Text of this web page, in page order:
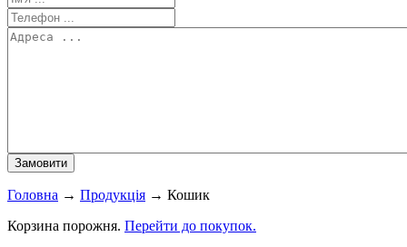
Головна → Продукція → Кошик
Корзина порожня. Перейти до покупок.